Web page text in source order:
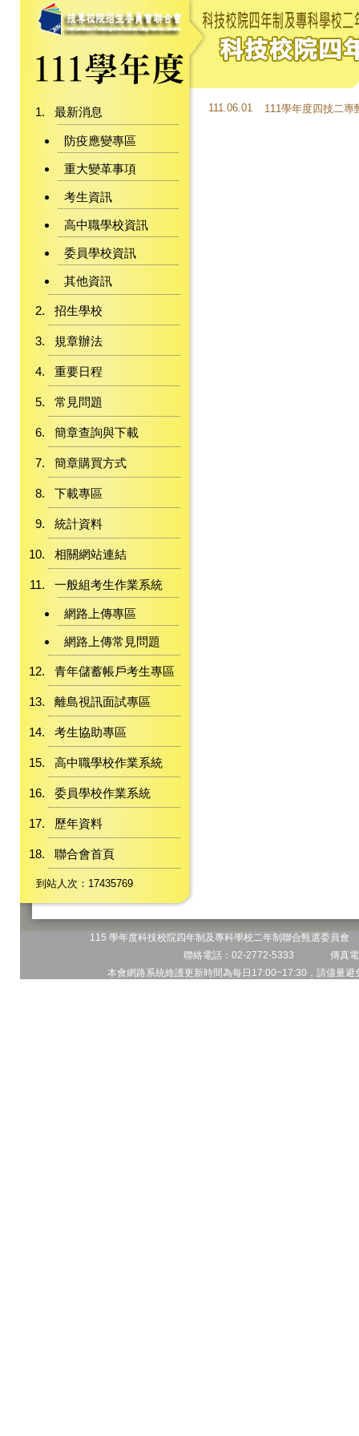
最新消息
防疫應變專區
重大變革事項
考生資訊
高中職學校資訊
委員學校資訊
其他資訊
招生學校
規章辦法
重要日程
常見問題
簡章查詢與下載
簡章購買方式
下載專區
統計資料
相關網站連結
一般組考生作業系統
網路上傳專區
網路上傳常見問題
青年儲蓄帳戶考生專區
離島視訊面試專區
考生協助專區
高中職學校作業系統
委員學校作業系統
歷年資料
聯合會首頁
到站人次：17435769
111.06.01 111學年度四技二專
115 學年度科技校院四年制及專科學校二年制聯合甄選委員
聯絡電話：02-2772-5333 傳真
本會網路系統維護更新時間為每日17:00~17:30，請儘量